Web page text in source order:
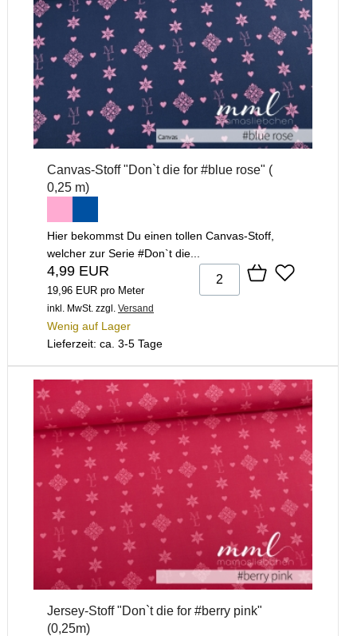
Canvas-Stoff "Don`t die for #blue rose" (
0,25 m)
Hier bekommst Du einen tollen Canvas-Stoff,
welcher zur Serie #Don`t die...
4,99 EUR
19,96 EUR pro Meter
inkl. MwSt. zzgl. Versand
Wenig auf Lager
Lieferzeit: ca. 3-5 Tage
Jersey-Stoff "Don`t die for #berry pink"
(0,25m)